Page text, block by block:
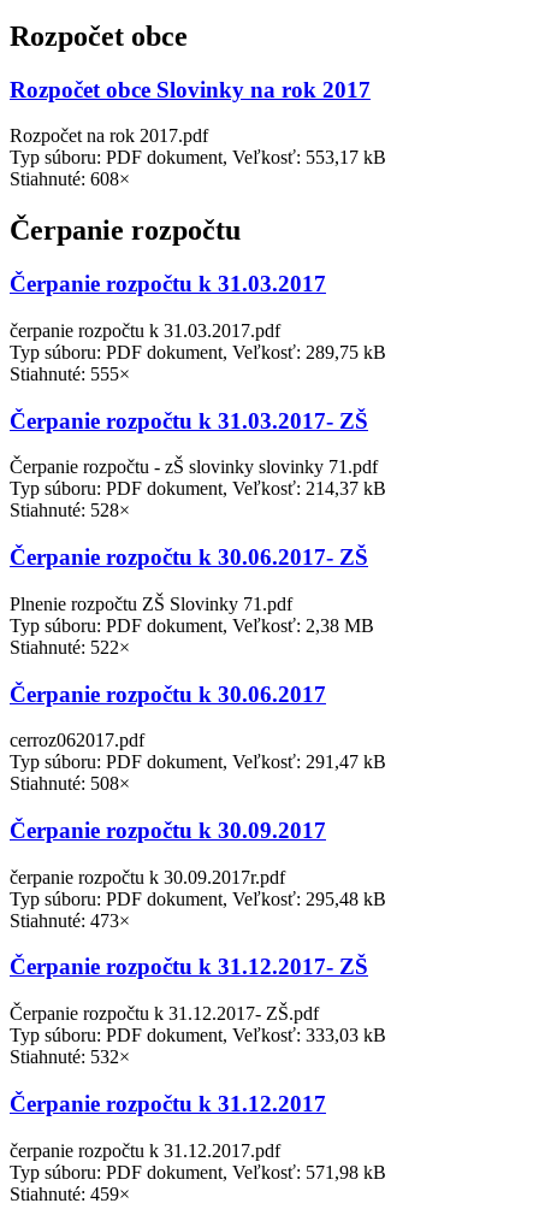
Rozpočet obce
Rozpočet obce Slovinky na rok 2017
Rozpočet na rok 2017.pdf
Typ súboru: PDF dokument, Veľkosť: 553,17 kB
Stiahnuté: 608×
Čerpanie rozpočtu
Čerpanie rozpočtu k 31.03.2017
čerpanie rozpočtu k 31.03.2017.pdf
Typ súboru: PDF dokument, Veľkosť: 289,75 kB
Stiahnuté: 555×
Čerpanie rozpočtu k 31.03.2017- ZŠ
Čerpanie rozpočtu - zŠ slovinky slovinky 71.pdf
Typ súboru: PDF dokument, Veľkosť: 214,37 kB
Stiahnuté: 528×
Čerpanie rozpočtu k 30.06.2017- ZŠ
Plnenie rozpočtu ZŠ Slovinky 71.pdf
Typ súboru: PDF dokument, Veľkosť: 2,38 MB
Stiahnuté: 522×
Čerpanie rozpočtu k 30.06.2017
cerroz062017.pdf
Typ súboru: PDF dokument, Veľkosť: 291,47 kB
Stiahnuté: 508×
Čerpanie rozpočtu k 30.09.2017
čerpanie rozpočtu k 30.09.2017r.pdf
Typ súboru: PDF dokument, Veľkosť: 295,48 kB
Stiahnuté: 473×
Čerpanie rozpočtu k 31.12.2017- ZŠ
Čerpanie rozpočtu k 31.12.2017- ZŠ.pdf
Typ súboru: PDF dokument, Veľkosť: 333,03 kB
Stiahnuté: 532×
Čerpanie rozpočtu k 31.12.2017
čerpanie rozpočtu k 31.12.2017.pdf
Typ súboru: PDF dokument, Veľkosť: 571,98 kB
Stiahnuté: 459×